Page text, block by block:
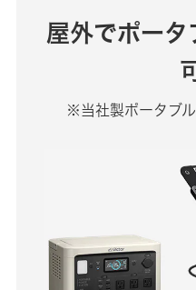
屋外でポータ
※当社製ポータブ